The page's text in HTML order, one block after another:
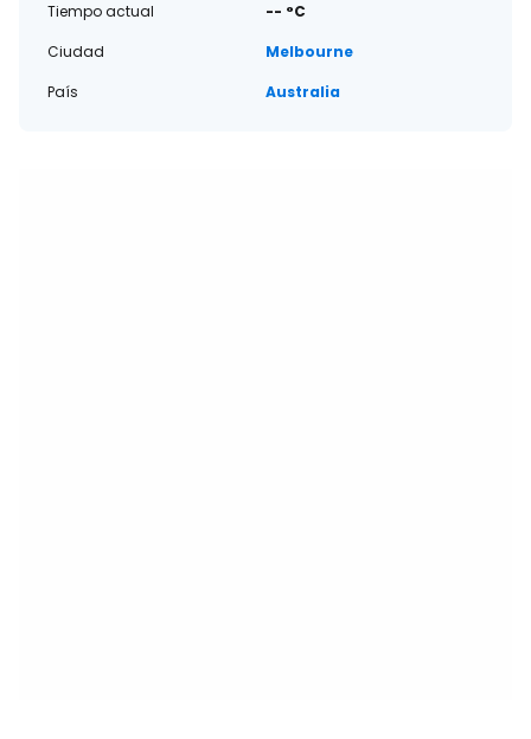
Tiempo actual
-- °C
Ciudad
Melbourne
País
Australia